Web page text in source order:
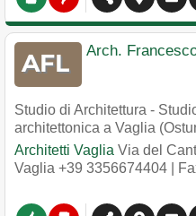
Arch.
Studio di Architettura -
architettonica a Vaglia
Architetti Vaglia Via del
Vaglia +39 3356674404 |